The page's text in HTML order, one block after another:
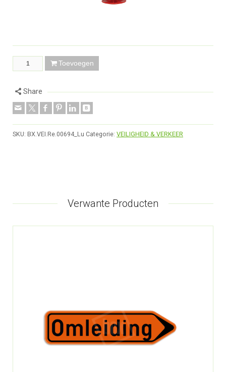
Toevoegen
Share
SKU: BX.VEI.Re.00694_Lu Categorie: VEILIGHEID & VERKEER
Verwante Producten